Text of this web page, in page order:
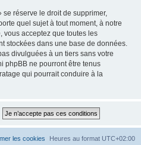
se réserve le droit de supprimer,
quel sujet à tout moment, à notre
vous acceptez que toutes les
stockées dans une base de données.
divulguées à un tiers sans votre
phpBB ne pourront être tenus
qui pourrait conduire à la
Heures au format UTC+02:00
les cookies